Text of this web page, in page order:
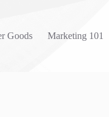
Goods Marketing 101